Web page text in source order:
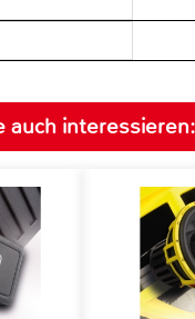
auch interessieren: